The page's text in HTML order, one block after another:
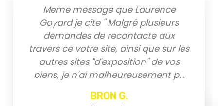
Laurence
plusieurs
aux
que sur les
de vos
p...
A l'agence d'auros
des biens qui
demandes. Sabrina
dynamique et à
attentes. Nous la